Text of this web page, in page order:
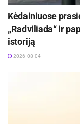
Kėdainiuose
„Radviliada“ ir
istoriją
2026-08-04